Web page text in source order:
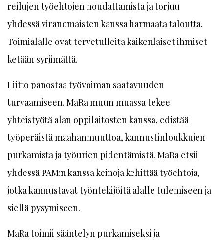
reilujen työehtojen noudattamista ja torjuu
yhdessä viranomaisten kanssa harmaata taloutta.
Toimialalle ovat tervetulleita kaikenlaiset ihmiset
ketään syrjimättä.
Liitto panostaa työvoiman saatavuuden
turvaamiseen. MaRa muun muassa tekee
yhteistyötä alan oppilaitosten kanssa, edistää
työperäistä maahanmuuttoa, kannustinloukkujen
purkamista ja työurien pidentämistä. MaRa etsii
yhdessä PAM:n kanssa keinoja kehittää työehtoja,
jotka kannustavat työntekijöitä alalle tulemiseen ja
siellä pysymiseen.
MaRa toimii sääntelyn purkamiseksi ja